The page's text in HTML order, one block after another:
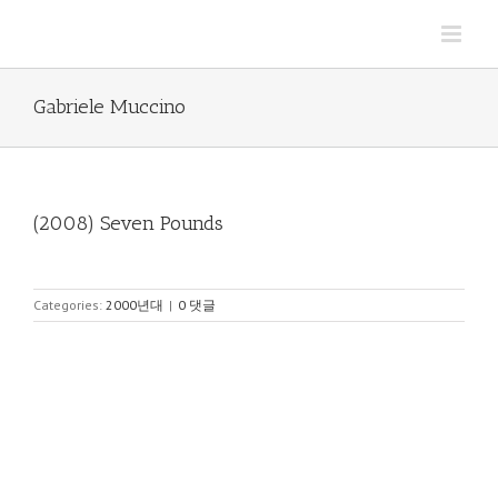
Gabriele Muccino
(2008) Seven Pounds
Categories: 2000년대 | 0 댓글